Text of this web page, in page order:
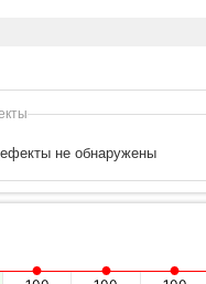
не обнаружены